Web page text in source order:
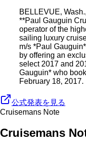
BELLEVUE,
**Paul Gauguin
operator of the
sailing luxury
m/s *Paul
by offering an
select 2017 and
Gauguin* who
February 18, 2017.
公式発表を見る
Cruisemans Note
Cruisemans